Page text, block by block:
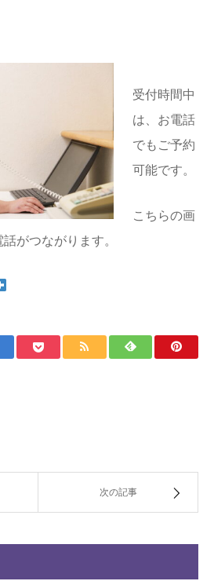
受付時間中
は、お電話
でもご予約
可能です。
こちらの画
がつながります。
次の記事